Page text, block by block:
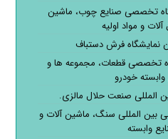
تخصصی صنایع چوب، ماشین
آلات و مواد اولیه
فرش دستباف
تخصصی قطعات، مجموعه ها و
خودرو
المللی صنعت حلال مالزی.
بین المللی سنگ، ماشین آلات و
وابسته